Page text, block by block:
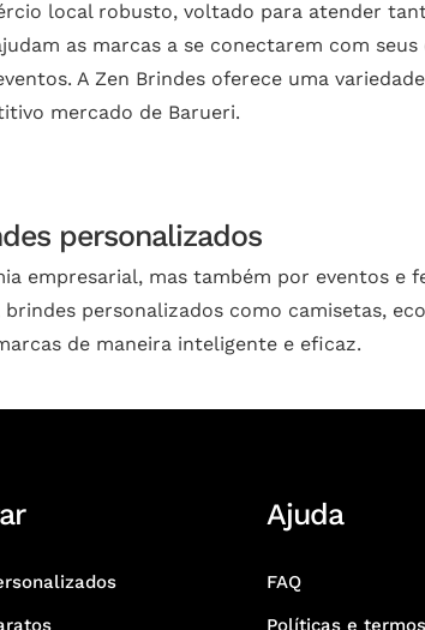
local robusto, voltado para atender
as marcas a se conectarem com
A Zen Brindes oferece uma
mercado de Barueri.
personalizados
empresarial, mas também por eventos e
personalizados como camisetas,
de maneira inteligente e eficaz.
Ajuda
FAQ
Políticas e termos